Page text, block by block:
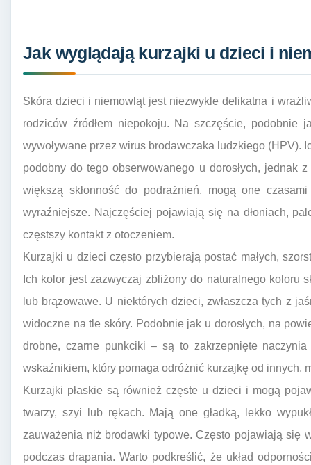
Jak wyglądają kurzajki u dzieci i
Skóra dzieci i niemowląt jest niezwykle delikatna i
rodziców źródłem niepokoju. Na szczęście, podobnie
wywoływane przez wirus brodawczaka ludzkiego (HPV).
podobny do tego obserwowanego u dorosłych, jednak
większą skłonność do podrażnień, mogą one
wyraźniejsze. Najczęściej pojawiają się na dłoniach,
częstszy kontakt z otoczeniem.
Kurzajki u dzieci często przybierają postać małych,
Ich kolor jest zazwyczaj zbliżony do naturalnego koloru
lub brązowawe. U niektórych dzieci, zwłaszcza tych z
widoczne na tle skóry. Podobnie jak u dorosłych, na
drobne, czarne punkciki – są to zakrzepnięte
wskaźnikiem, który pomaga odróżnić kurzajkę od innych,
Kurzajki płaskie są również częste u dzieci i mogą
twarzy, szyi lub rękach. Mają one gładką, lekko
zauważenia niż brodawki typowe. Często pojawiają się
podczas drapania. Warto podkreślić, że układ